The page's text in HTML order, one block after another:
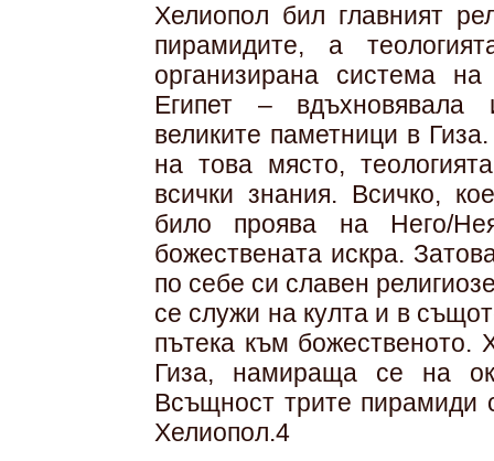
Хелиопол бил главният
пирамидите, а
организирана система
Египет – вдъхновявала
великите паметници в
на това място,
всички знания. Всичко,
било проява на Него/
божествената искра.
по себе си славен
се служи на култа и в
пътека към божественото.
Гиза, намираща се на
Всъщност трите пирамиди
Хелиопол.4